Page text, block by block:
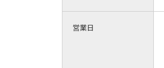
営業日